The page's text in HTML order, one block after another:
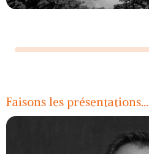
Faisons les présentations...